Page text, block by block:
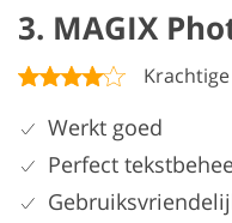
3. MAGIX
Werkt goed
Perfect